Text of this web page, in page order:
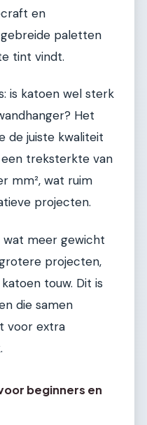
en
paletten
tint vindt.
is katoen wel sterk
Het
de juiste kwaliteit
treksterkte van
mm², wat ruim
projecten.
wat meer gewicht
projecten,
touw. Dit is
die samen
voor extra
beginners en